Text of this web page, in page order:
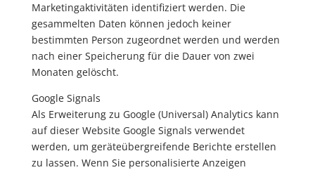
Marketingaktivitäten identifiziert werden. Die
gesammelten Daten können jedoch keiner
bestimmten Person zugeordnet werden und werden
nach einer Speicherung für die Dauer von zwei
Monaten gelöscht.
Google Signals
Als Erweiterung zu Google (Universal) Analytics kann
auf dieser Website Google Signals verwendet
werden, um geräteübergreifende Berichte erstellen
zu lassen. Wenn Sie personalisierte Anzeigen